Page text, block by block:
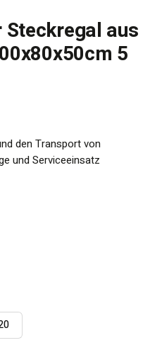
aus
5
den Transport von
und Serviceeinsatz